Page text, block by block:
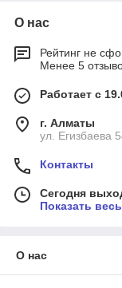
О нас
Рейтинг не
Менее 5
Работает с
г. Алматы
ул. Егизбаева
Контакты
Сегодня
Показать
О нас